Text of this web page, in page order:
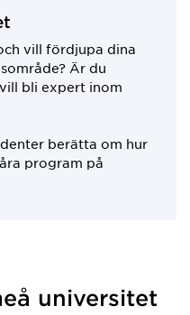
vill fördjupa dina
Är du
bli expert inom
berätta om hur
program på
universitet